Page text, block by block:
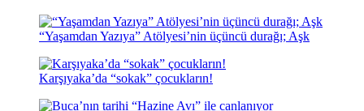
“Yaşamdan Yazıya” Atölyesi’nin üçüncü durağı; Aşk
Karşıyaka’da “sokak” çocukların!